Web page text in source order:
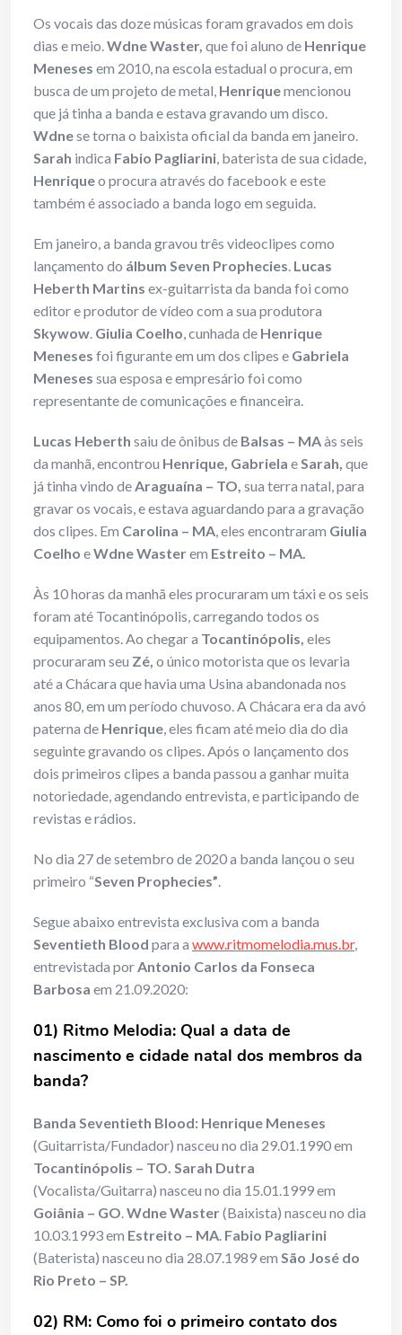
Os vocais das doze músicas foram gravados em dois
dias e meio.Wdne Waster, que foi aluno de Henrique
Meneses em 2010, na escola estadual o procura, em
busca de um projeto de metal, Henriquemencionou
que já tinha a banda e estava gravando um disco.
Wdnese torna o baixista oficial da banda em janeiro.
Sarah indica Fabio Pagliarini, baterista de sua cidade,
Henriqueo procura através do facebook e este
também é associado a banda logo em seguida.
Em janeiro, a banda gravou três videoclipes como
lançamento do álbum Seven Prophecies. Lucas
Heberth Martins ex-guitarrista da banda foi como
editor e produtor de vídeo com a sua produtora
Skywow. Giulia Coelho, cunhada de Henrique
Meneses foi figurante em um dos clipes e Gabriela
Meneses sua esposa e empresário foi como
representante de comunicações e financeira.
Lucas Heberth saiu de ônibus de Balsas – MAàs seis
da manhã, encontrou Henrique, Gabriela eSarah, que
já tinha vindo deAraguaína – TO, sua terra natal, para
gravar os vocais, e estava aguardando para a gravação
dos clipes. Em Carolina – MA, eles encontraram Giulia
Coelho eWdne Wasterem Estreito – MA.
Às 10 horas da manhã eles procuraram um táxi e os seis
foram até Tocantinópolis, carregando todos os
equipamentos. Ao chegar a Tocantinópolis, eles
procuraram seu Zé, o único motorista que os levaria
até a Chácara que havia uma Usina abandonada nos
anos 80, em um período chuvoso. A Chácara era da avó
paterna de Henrique, eles ficam até meio dia do dia
seguinte gravando os clipes. Após o lançamento dos
dois primeiros clipes a banda passou a ganhar muita
notoriedade, agendando entrevista, e participando de
revistas e rádios.
No dia 27 de setembro de 2020 a banda lançou o seu
primeiro “Seven Prophecies”.
Segue abaixo entrevista exclusiva com a banda
Seventieth Blood para a www.ritmomelodia.mus.br,
entrevistada porAntonio Carlos da Fonseca
Barbosa em 21.09.2020:
01) Ritmo Melodia: Qual a data de
nascimento e cidade natal dos membros da
banda?
Banda Seventieth Blood: Henrique Meneses
(Guitarrista/Fundador) nasceu no dia 29.01.1990 em
Tocantinópolis – TO. Sarah Dutra
(Vocalista/Guitarra) nasceu no dia 15.01.1999 em
Goiânia – GO.Wdne Waster(Baixista) nasceu no dia
10.03.1993 em Estreito – MA. Fabio Pagliarini
(Baterista) nasceu no dia 28.07.1989 em São José do
Rio Preto – SP.
02) RM: Como foi o primeiro contato dos